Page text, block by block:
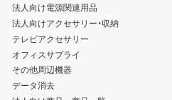
法人向け電源関連用品
法人向けアクセサリー・収納
テレビアクセサリー
オフィスサプライ
その他周辺機器
データ消去